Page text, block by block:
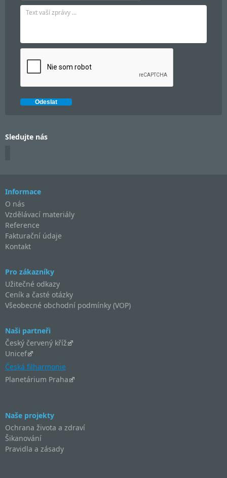
Sledujte nás
Informace
O nás
Vzdělávací materiály
Reference
Fakturační údaje
Kontakt
Pro zákazníky
Užitečné odkazy
Ceník a časté otázky
Všeobecné obchodní podmínky (VOP)
Naši partneři
Český červený kříž
Unicef
Česká filharmonie
Planetárium Praha
Naše projekty
Ochrana života a zdraví
Šikanování
Pravidla a zásady